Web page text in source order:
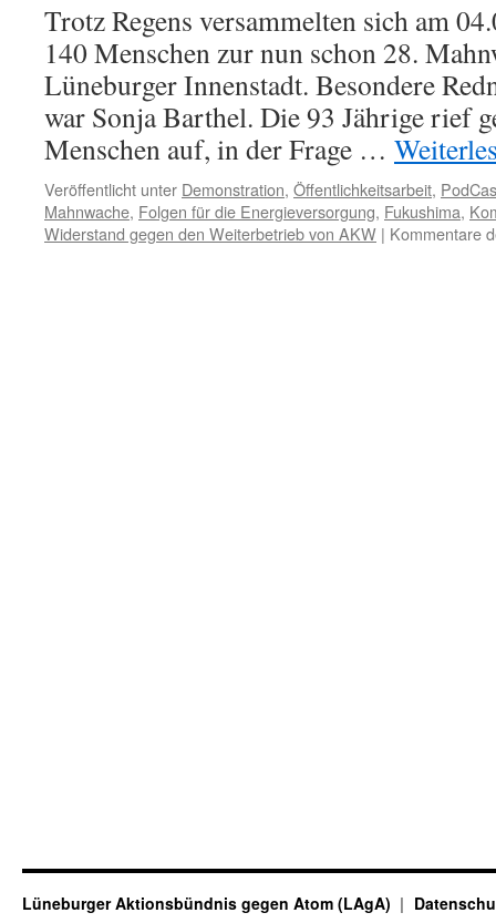
die
Trotz Regens versammelten sich am
140 Menschen zur nun schon 28.
Lüneburger Innenstadt. Besondere
war Sonja Barthel. Die 93 Jährige rief
Menschen auf, in der Frage …
Veröffentlicht unter Demonstration, Öffentlichkeitsarbeit,
Mahnwache, Folgen für die Energieversorgung, Fukushima,
Widerstand gegen den Weiterbetrieb von AKW | Kommentare
Lüneburger Aktionsbündnis gegen Atom (LAgA)